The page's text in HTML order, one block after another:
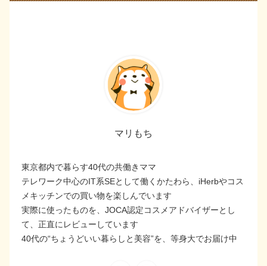
マリもち
東京都内で暮らす40代の共働きママ
テレワーク中心のIT系SEとして働くかたわら、iHerbやコス
メキッチンでの買い物を楽しんでいます
実際に使ったものを、JOCA認定コスメアドバイザーとし
て、正直にレビューしています
40代の“ちょうどいい暮らしと美容”を、等身大でお届け中